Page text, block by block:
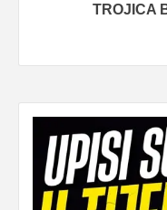
TROJICA